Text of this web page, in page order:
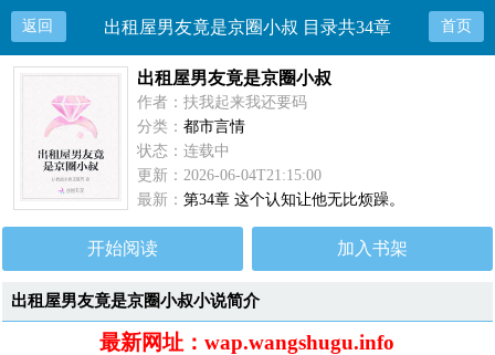
返回 出租屋男友竟是京圈小叔 目录共34章 首页
出租屋男友竟是京圈小叔
作者：扶我起来我还要码
分类：都市言情
状态：连载中
更新：2026-06-04T21:15:00
最新：第34章 这个认知让他无比烦躁。
开始阅读 加入书架
出租屋男友竟是京圈小叔小说简介
最新网址：wap.wangshugu.info